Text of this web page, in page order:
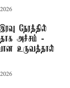
நேரத்தில்
அச்சம் -
உருவத்தால்